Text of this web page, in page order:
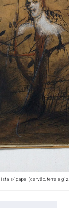
s/ papel (carvão, terra e giz